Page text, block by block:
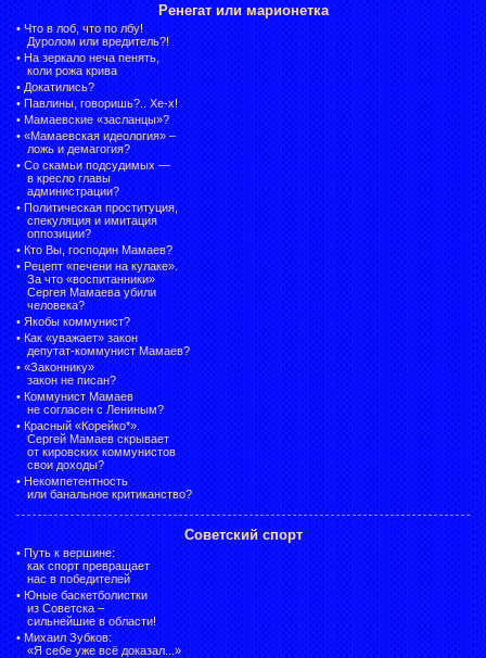
Ренегат или марионетка
• Что в лоб, что по лбу!
Дуролом или вредитель?!
• На зеркало неча пенять,
коли рожа крива
• Докатились?
• Павлины, говоришь?.. Хе-х!
• Мамаевские «засланцы»?
• «Мамаевская идеология» –
ложь и демагогия?
• Со скамьи подсудимых —
в кресло главы
администрации?
• Политическая проституция,
спекуляция и имитация
оппозиции?
• Кто Вы, господин Мамаев?
• Рецепт «печени на кулаке».
За что «воспитанники»
Сергея Мамаева убили
человека?
• Якобы коммунист?
• Как «уважает» закон
депутат-коммунист Мамаев?
• «Законнику»
закон не писан?
• Коммунист Мамаев
не согласен с Лениным?
• Красный «Корейко*».
Сергей Мамаев скрывает
от кировских коммунистов
свои доходы?
• Некомпетентность
или банальное критиканство?
Советский спорт
• Путь к вершине:
как спорт превращает
нас в победителей
• Юные баскетболистки
из Советска –
сильнейшие в области!
• Михаил Зубков:
«Я себе уже всё доказал...»